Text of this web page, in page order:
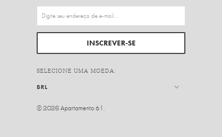
SELECIONE UMA MOEDA:
© 2026Apartamento 61.